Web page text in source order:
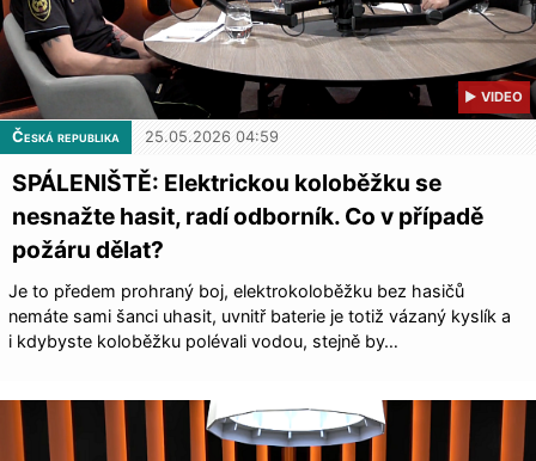
▶ VIDEO
Česká republika 25.05.2026 04:59
SPÁLENIŠTĚ: Elektrickou koloběžku se
nesnažte hasit, radí odborník. Co v případě
požáru dělat?
Je to předem prohraný boj, elektrokoloběžku bez hasičů
nemáte sami šanci uhasit, uvnitř baterie je totiž vázaný kyslík a
i kdybyste koloběžku polévali vodou, stejně by…